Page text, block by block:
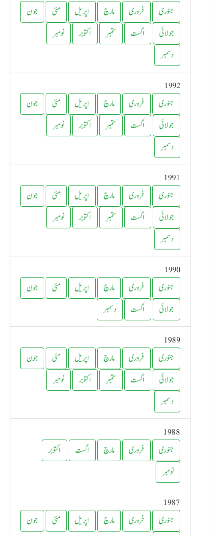
جنوری
فروری مارچ اپریل مئی
جون
جولائی
اگست ستمبر اکتوبر
نومبر
دسمبر
1992
جنوری
فروری مارچ اپریل مئی
جون
جولائی
اگست ستمبر اکتوبر
نومبر
دسمبر
1991
جنوری
فروری مارچ اپریل مئی
جون
جولائی
اگست ستمبر اکتوبر
نومبر
دسمبر
1990
جنوری
فروری مارچ اپریل مئی
جون
جولائی
اگست دسمبر
1989
جنوری
فروری مارچ اپریل مئی
جون
جولائی
اگست ستمبر اکتوبر
نومبر
دسمبر
1988
جنوری
فروری مارچ اگست
اکتوبر
نومبر
1987
جنوری
فروری مارچ اپریل مئی
جون